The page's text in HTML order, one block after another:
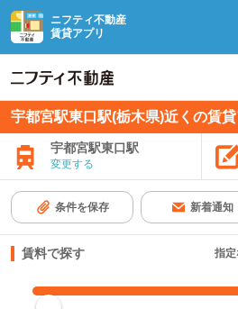
ニフティ不動産
賃貸アプリ
宇都宮駅東口駅(栃木県)近くの賃
宇都宮駅東口駅
変更する
条件を保存 新着通知
賃料で探す 指定